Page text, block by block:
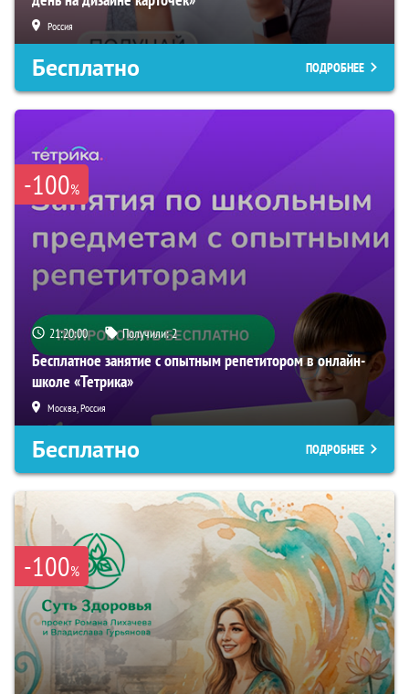
Россия
Бесплатно ПОДРОБНЕЕ
-100%
21:19:59 Получили:2
Бесплатное занятие с опытным репетитором в онлайн-
школе «Тетрика»
Москва, Россия
Бесплатно ПОДРОБНЕЕ
-100%